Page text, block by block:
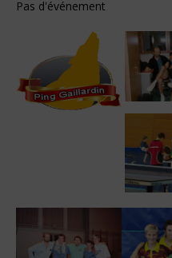
Pas d'événement